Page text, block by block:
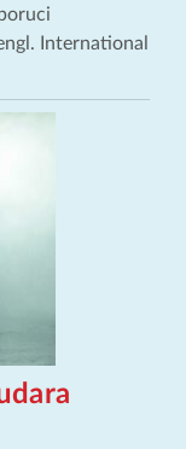
International